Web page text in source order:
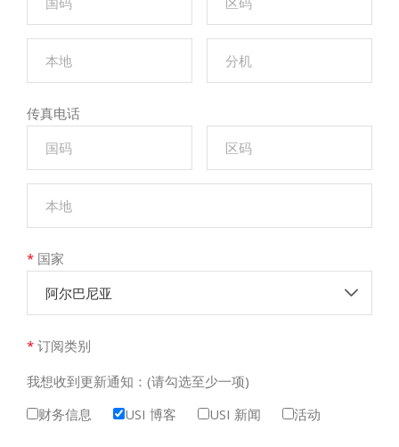
传真电话
* 国家
阿尔巴尼亚
* 订阅类别
我想收到更新通知：(请勾选至少一项)
财务信息
USI 博客 USI 新闻 活动